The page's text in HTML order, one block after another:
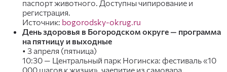
паспорт животного. Доступны чипирование и
регистрация.
Источник: bogorodsky-okrug.ru
День здоровья в Богородском округе — программа
на пятницу и выходные
• 3 апреля (пятница)
10:30 — Центральный парк Ногинска: фестиваль «10
000 шагов к жизни», чаепитие из самовара.